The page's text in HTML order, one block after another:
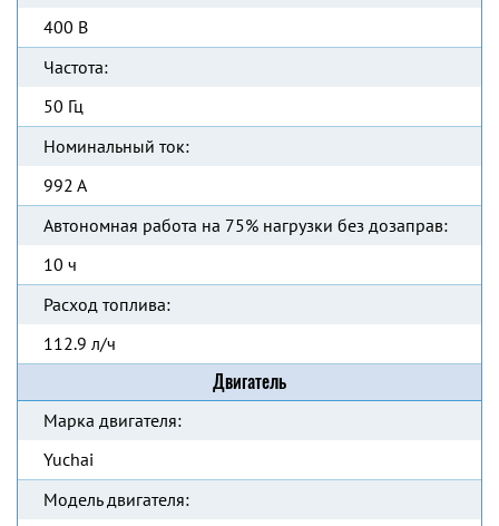
400 В
Частота:
50 Гц
Номинальный ток:
992 А
Автономная работа на 75% нагрузки без дозаправ:
10 ч
Расход топлива:
112.9 л/ч
Двигатель
Марка двигателя:
Yuchai
Модель двигателя: